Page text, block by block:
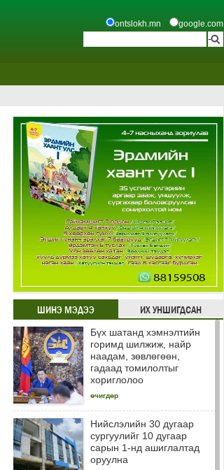
ontslokh.mn google.com
ШИНЭ МЭДЭЭ ИХ УНШИГДСАН
Бүх шатанд хэмнэлтийн
горимд шилжиж, найр
наадам, зөвлөгөөн,
гадаад томилолтыг
хориглолоо
өчигдөр
Нийслэлийн 30 дугаар
сургуулийг 10 дугаар
сарын 1-нд ашиглалтад
оруулна